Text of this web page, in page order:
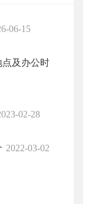
06-15
及办公时
02-28
2022-03-02